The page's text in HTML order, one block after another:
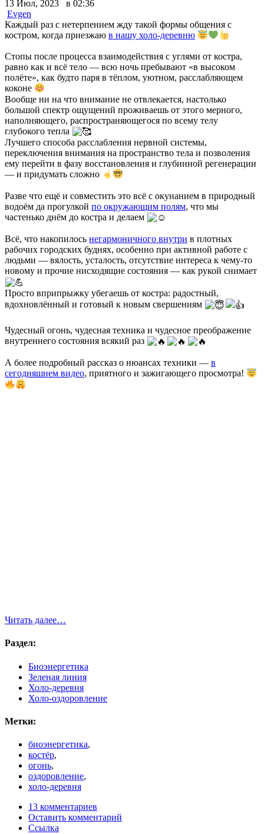
13 Июл, 2023 в 02:36
Evgen
Каждый раз с нетерпением жду такой формы общения с
костром, когда приезжаю в нашу холо-деревню
Стопы после процесса взаимодействия с углями от костра,
равно как и всё тело — всю ночь пребывают «в высоком
полёте», как будто паря в тёплом, уютном, расслабляющем
коконе
Вообще ни на что внимание не отвлекается, настолько
большой спектр ощущений проживаешь от этого мерного,
наполняющего, распространяющегося по всему телу
глубокого тепла
Лучшего способа расслабления нервной системы,
переключения внимания на пространство тела и позволения
ему перейти в фазу восстановления и глубинной регенерации
— и придумать сложно
Разве что ещё и совместить это всё с окунанием в природный
водоём да прогулкой по окружающим полям, что мы
частенько днём до костра и делаем
Всё, что накопилось негармоничного внутри в плотных
рабочих городских буднях, особенно при активной работе с
людьми — вялость, усталость, отсутствие интереса к чему-то
новому и прочие нисходящие состояния — как рукой снимает
Просто вприпрыжку убегаешь от костра: радостный,
вдохновлённый и готовый к новым свершениям
Чудесный огонь, чудесная техника и чудесное преображение
внутреннего состояния всякий раз
А более подробный рассказ о нюансах техники — в
сегодняшнем видео, приятного и зажигающего просмотра!
Читать далее…
Раздел:
Биоэнергетика
Зеленая линия
Холо-деревня
Холо-оздоровление
Метки:
биоэнергетика,
костёр,
огонь,
оздоровление,
холо-деревня
13 комментариев
Оставить комментарий
Ссылка